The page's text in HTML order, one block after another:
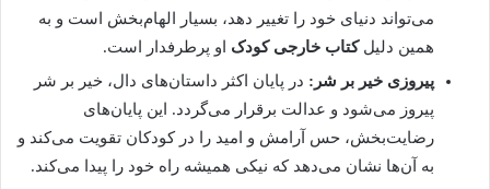
می‌تواند دنیای خود را تغییر دهد، بسیار الهام‌بخش است و به
همین دلیلکتاب خارجی کودک او پرطرفدار است.
پیروزی خیر بر شر: در پایان اکثر داستان‌های دال، خیر بر شر
پیروز می‌شود و عدالت برقرار می‌گردد. این پایان‌های
رضایت‌بخش، حس آرامش و امید را در کودکان تقویت می‌کند و
به آن‌ها نشان می‌دهد که نیکی همیشه راه خود را پیدا می‌کند.